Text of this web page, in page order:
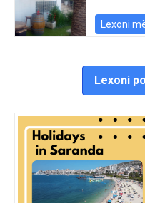
Lexoni
Lexoni